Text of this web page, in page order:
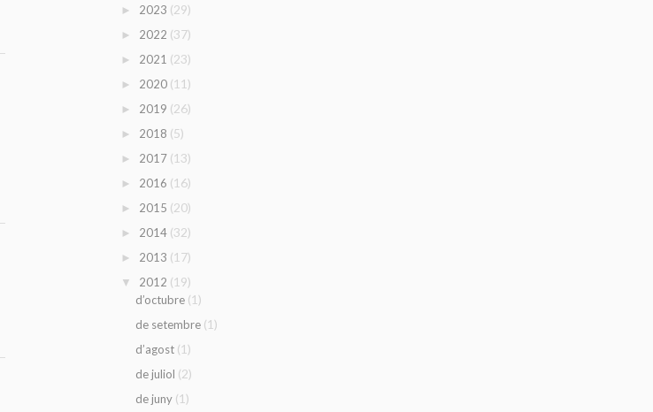
► 2023 (29)
► 2022 (37)
► 2021 (23)
► 2020 (11)
► 2019 (26)
► 2018 (5)
► 2017 (13)
► 2016 (16)
► 2015 (20)
► 2014 (32)
► 2013 (17)
▼ 2012 (19)
d’octubre (1)
de setembre (1)
d’agost (1)
de juliol (2)
de juny (1)